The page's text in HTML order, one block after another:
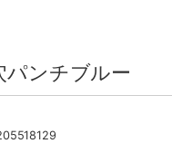
ンチブルー